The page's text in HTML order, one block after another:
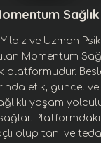
Sağlık
Yıldız ve Uzman
Momentum
platformudur.
etik, güncel ve
yaşam
olup tanı ve